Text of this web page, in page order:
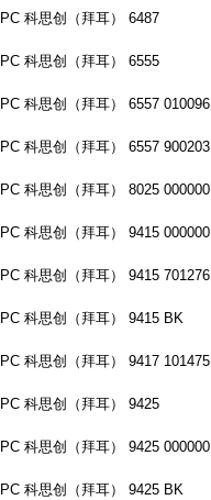
PC 科思创（拜耳） 6487
PC 科思创（拜耳） 6555
PC 科思创（拜耳） 6557 010096
PC 科思创（拜耳） 6557 900203
PC 科思创（拜耳） 8025 000000
PC 科思创（拜耳） 9415 000000
PC 科思创（拜耳） 9415 701276
PC 科思创（拜耳） 9415 BK
PC 科思创（拜耳） 9417 101475
PC 科思创（拜耳） 9425
PC 科思创（拜耳） 9425 000000
PC 科思创（拜耳） 9425 BK